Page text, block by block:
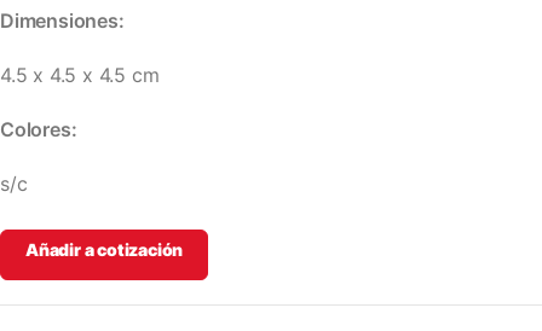
Dimensiones:
4.5 x 4.5 x 4.5 cm
Colores:
s/c
Añadir a cotización